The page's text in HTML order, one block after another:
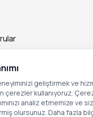
geliştirmek ve
çerezler kullanıyoruz.
analiz etmemize ve
olursunuz. Daha fazla